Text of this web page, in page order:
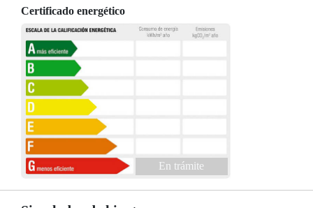
Certificado energético
En trámite